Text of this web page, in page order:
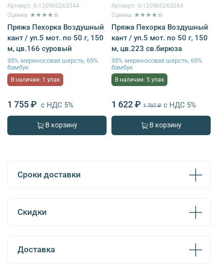
Артикул: G-120960263344
Оценка: ★★★★☆
Пряжа Пехорка Воздушный
кант / уп.5 мот. по 50 г, 150
м, цв.166 суровый
35% мериносовая шерсть, 65%
бамбук
В наличии: 1 упак
1 755 ₽ с НДС 5%
В корзину
Артикул: G-120960263264
Оценка: ★★★★☆
Пряжа Пехорка Воздушный
кант / уп.5 мот. по 50 г, 150
м, цв.223 св.бирюза
35% мериносовая шерсть, 65%
бамбук
В наличии: 5 упак
1 622 ₽ 1 707 ₽ с НДС 5%
В корзину
Сроки доставки
Скидки
Доставка